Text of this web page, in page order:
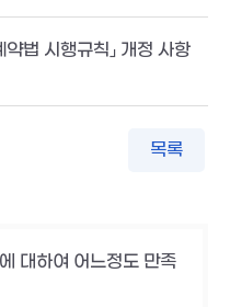
약법 시행규칙」 개정 사항
목록
대하여 어느정도 만족